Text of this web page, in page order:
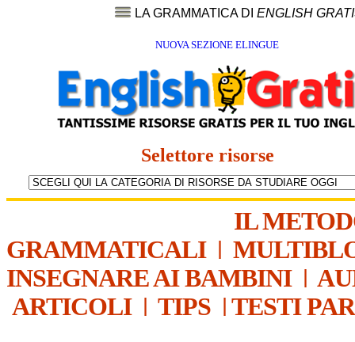
LA GRAMMATICA DI ENGLISH
NUOVA SEZIONE ELINGUE
Selettore risorse
IL
GRAMMATICALI|
INSEGNARE AI BAMBINI|
ARTICOLI| TIPS | TESTI